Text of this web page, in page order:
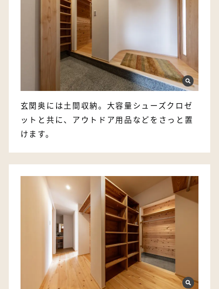
玄関奥には土間収納。大容量シューズクロゼ
ットと共に、アウトドア用品などをさっと置
けます。